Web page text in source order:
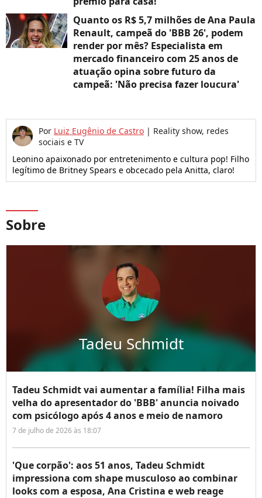
Quanto os R$ 5,7 milhões de Ana Paula
Renault, campeã do 'BBB 26', podem
render por mês? Especialista em
mercado financeiro com 25 anos de
atuação opina sobre futuro da
campeã: 'Não precisa fazer loucura'
Por Luiz Eugênio de Castro | Reality show, redes
sociais e TV
Leonino apaixonado por entretenimento e cultura pop! Filho
legítimo de Britney Spears e obcecado pela Anitta, claro!
Sobre
Tadeu Schmidt
Tadeu Schmidt vai aumentar a família! Filha mais
velha do apresentador do 'BBB' anuncia noivado
com psicólogo após 4 anos e meio de namoro
7 de julho de 2026 às 18:07
'Que corpão': aos 51 anos, Tadeu Schmidt
impressiona com shape musculoso ao combinar
looks com a esposa, Ana Cristina e web reage